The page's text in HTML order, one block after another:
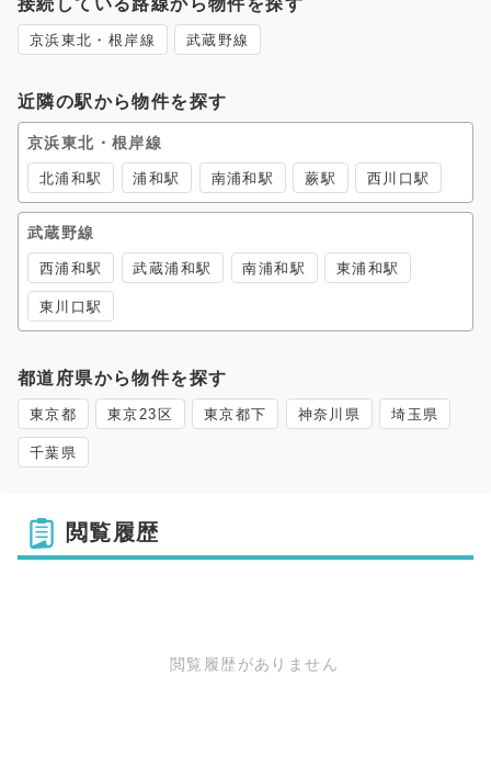
接続している路線から物件を探す
京浜東北・根岸線 武蔵野線
近隣の駅から物件を探す
京浜東北・根岸線
北浦和駅 浦和駅 南浦和駅 蕨駅 西川口駅
武蔵野線
西浦和駅 武蔵浦和駅 南浦和駅 東浦和駅
東川口駅
都道府県から物件を探す
東京都 東京23区 東京都下 神奈川県 埼玉県
千葉県
閲覧履歴
閲覧履歴がありません